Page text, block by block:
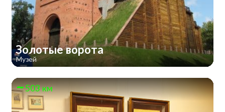
Золотые ворота
Музей
503 км